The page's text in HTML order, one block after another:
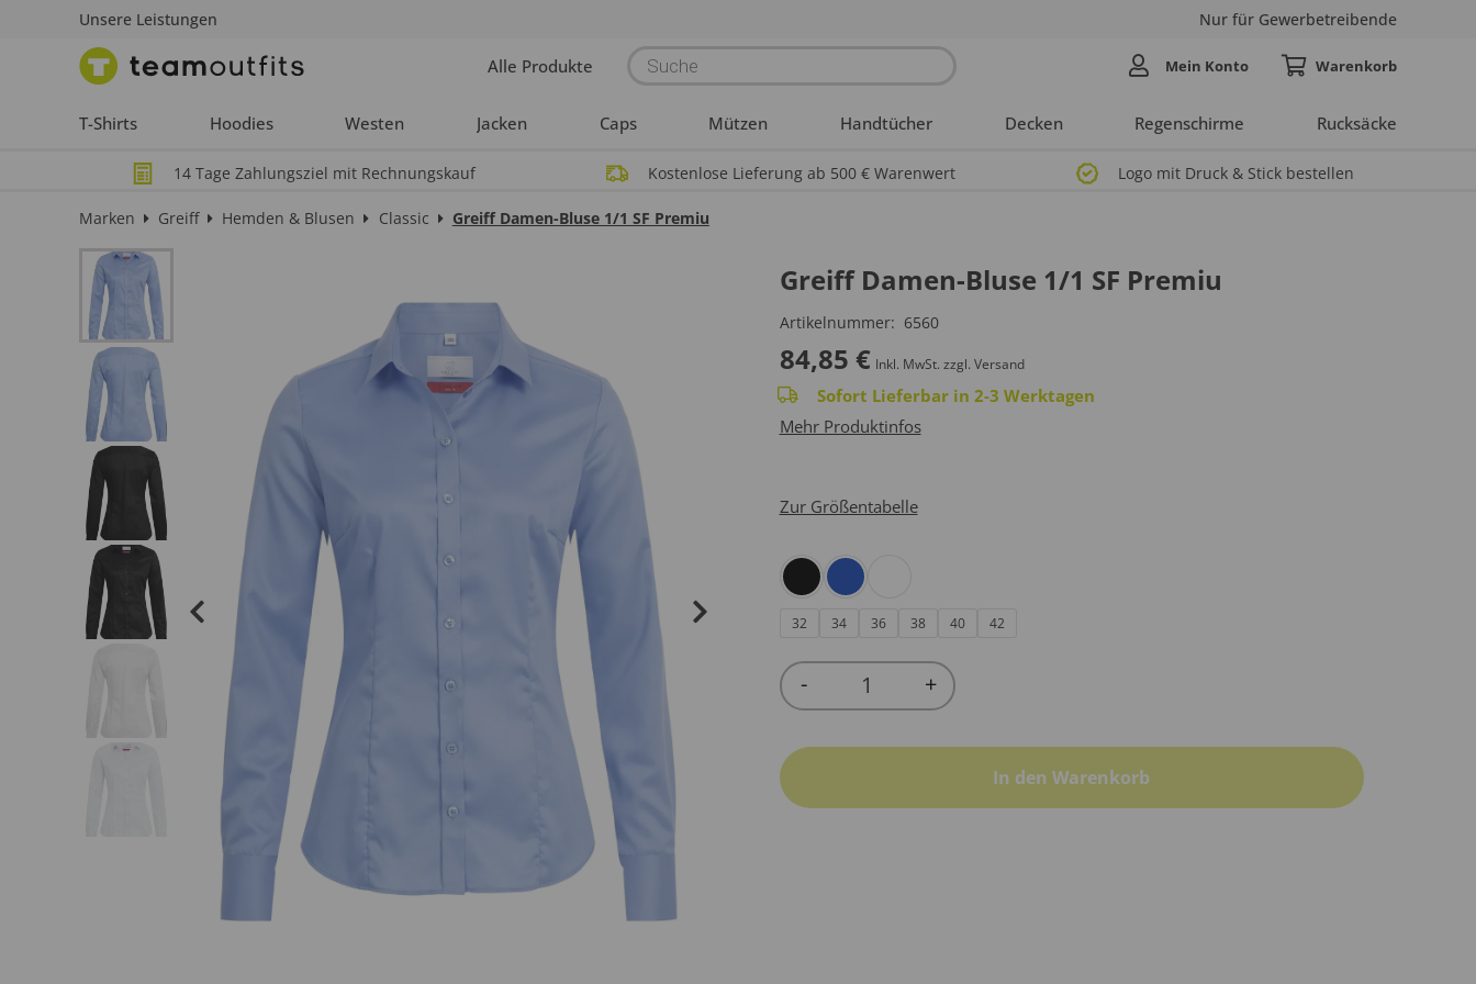
Unsere Leistungen Nur für Gewerbetreibende
Alle Produkte Products
search
T-Shirts Hoodies Westen Jacken Caps Mützen Handtücher Decken Regenschirme Rucksäcke
Mein Konto
14 Tage Zahlungsziel mit Rechnungskauf Kostenlose Lieferung ab 500 € Warenwert Logo mit Druck & Stick bestellen
Marken Greiff Hemden & Blusen Classic Greiff Damen-Bluse 1/1 SF Premiu
Greiff Damen-Bluse 1/1 SF Premiu
Artikelnummer: 6560
84,85 € Inkl. MwSt. zzgl. Versand
Sofort Lieferbar in 2-3 Werktagen
Mehr Produktinfos
Zur Größentabelle
32 34 36 38 40 42
Quantity
- +
In den Warenkorb